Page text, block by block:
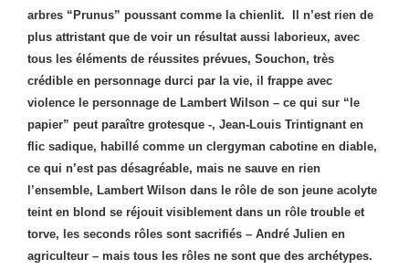
arbres “Prunus” poussant comme la chienlit. Il n’est rien de
plus attristant que de voir un résultat aussi laborieux, avec
tous les éléments de réussites prévues, Souchon, très
crédible en personnage durci par la vie, il frappe avec
violence le personnage de Lambert Wilson – ce qui sur “le
papier” peut paraître grotesque -, Jean-Louis Trintignant en
flic sadique, habillé comme un clergyman cabotine en diable,
ce qui n’est pas désagréable, mais ne sauve en rien
l’ensemble, Lambert Wilson dans le rôle de son jeune acolyte
teint en blond se réjouit visiblement dans un rôle trouble et
torve, les seconds rôles sont sacrifiés – André Julien en
agriculteur – mais tous les rôles ne sont que des archétypes.